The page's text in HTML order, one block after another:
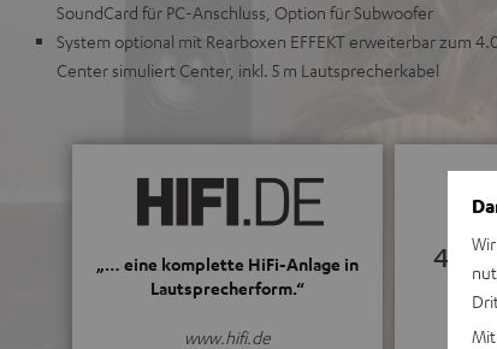
SoundCard für PC-Anschluss, Option für Subwoofer
System optional mit Rearboxen EFFEKT erweiterbar zum
Center simuliert Center, inkl. 5 m Lautsprecherkabel
„… eine komplette HiFi-Anlage in
Lautsprecherform.“
www.hifi.de
4.85
(4.85